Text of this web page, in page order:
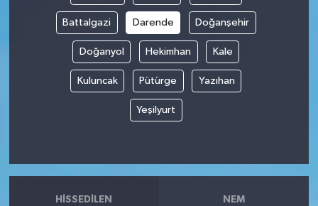
Battalgazi Darende Doğanşehir
Doğanyol Hekimhan Kale
Kuluncak Pütürge Yazıhan
Yeşilyurt
HISSEDILEN NEM